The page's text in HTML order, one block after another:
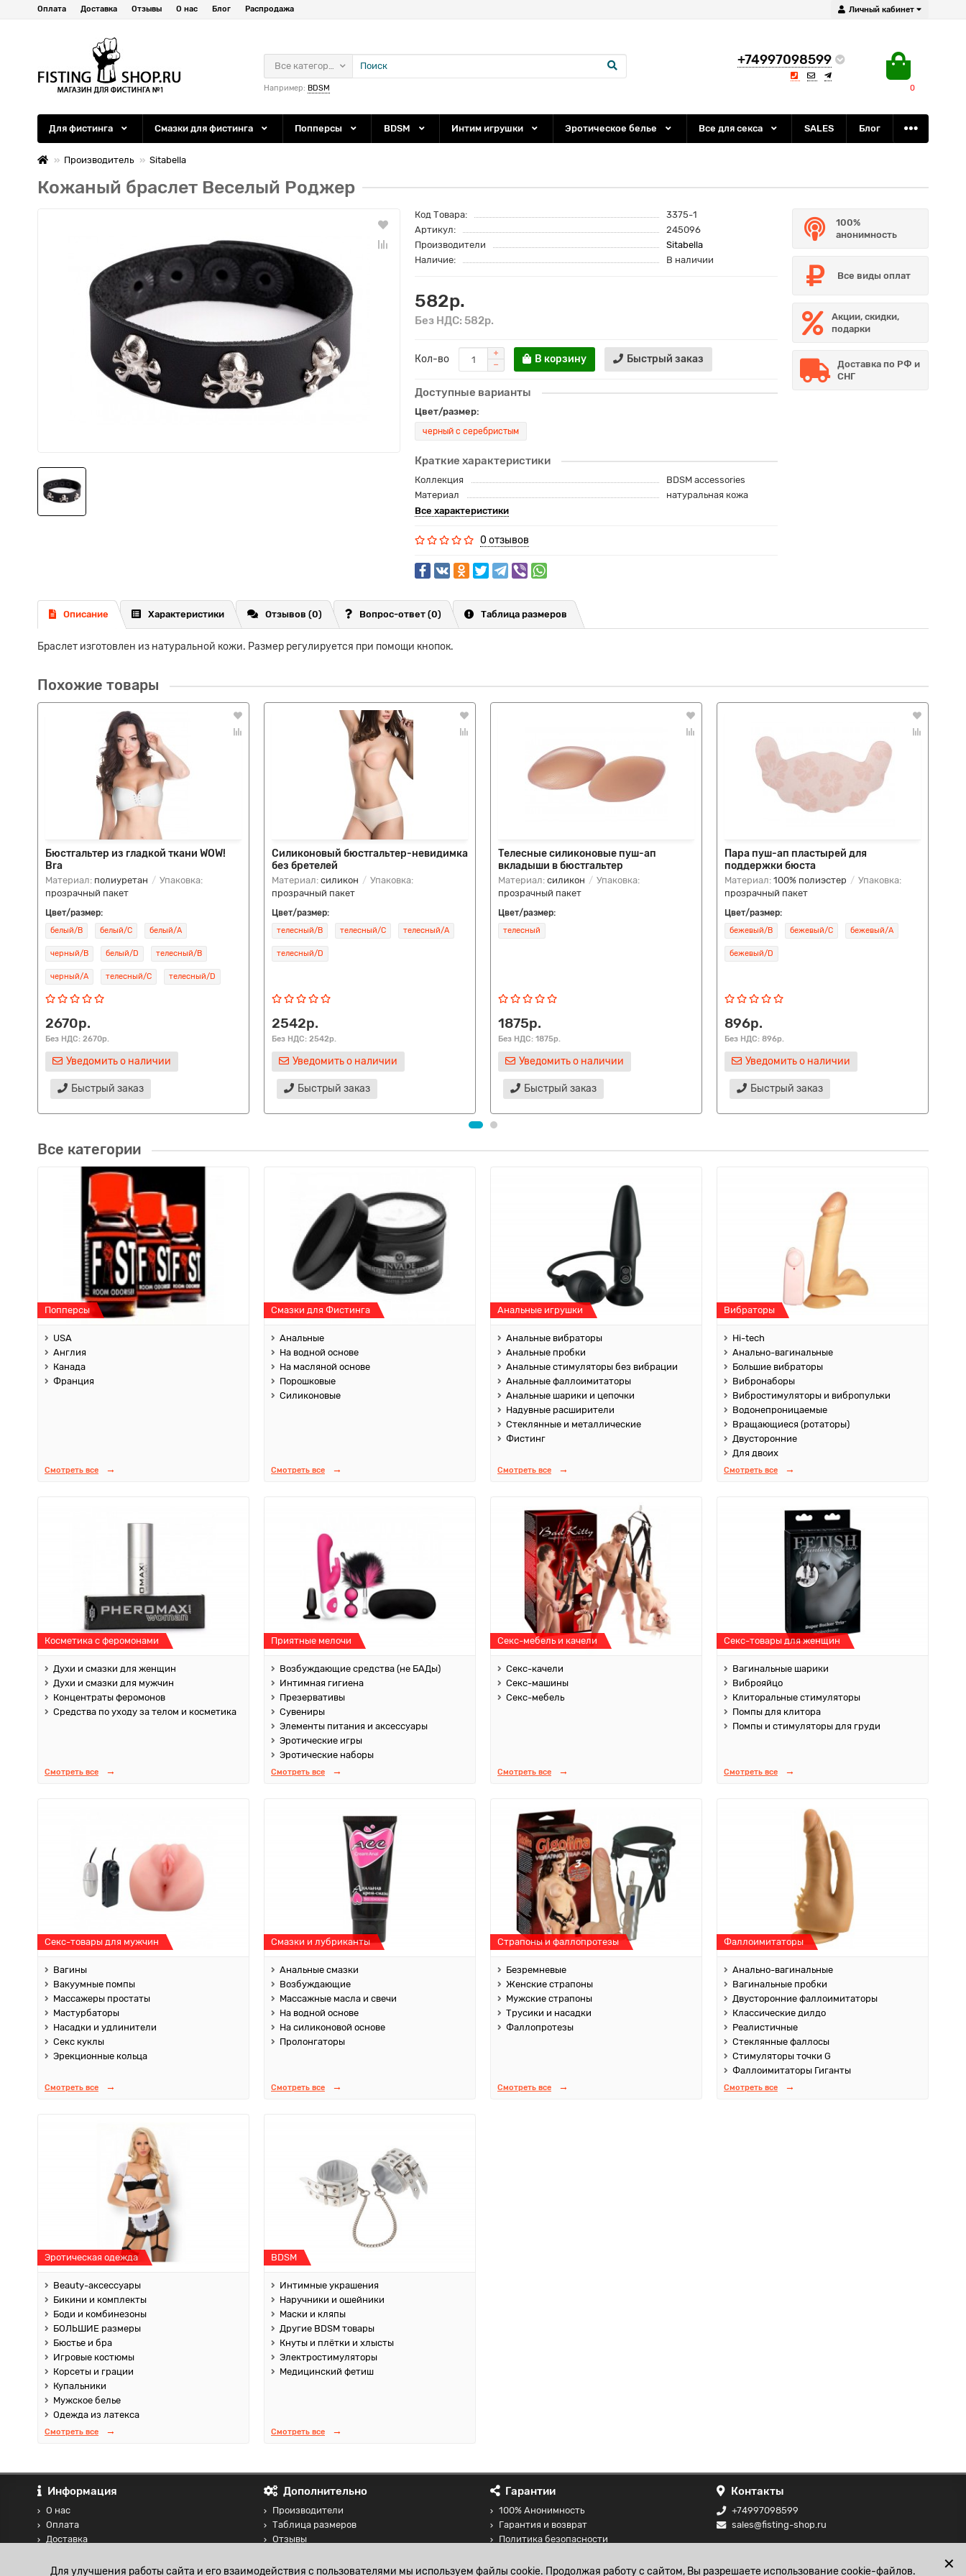
Личный кабинет
Оплата Доставка Отзывы О нас Блог Распродажа
+74997098599
0
Все категории
Например: BDSM
Для фистинга Смазки для фистинга Попперсы BDSM Интим игрушки Эротическое белье Все для секса SALES Блог
Производитель Sitabella
Кожаный браслет Веселый Роджер
Код Товара:
3375-1
Артикул:
245096
Производители
Sitabella
Наличие:
В наличии
582р.
Без НДС: 582р.
Кол-во В корзину Быстрый заказ
Доступные варианты
Цвет/размер:
черный с серебристым
Краткие характеристики
Коллекция
BDSM accessories
Материал
натуральная кожа
Все характеристики
0 отзывов
100%
анонимность
Все виды оплат
Акции, скидки,
подарки
Доставка по РФ и
СНГ
Описание Характеристики Отзывов (0) Вопрос-ответ (0) Таблица размеров
Браслет изготовлен из натуральной кожи. Размер регулируется при помощи кнопок.
Похожие товары
Бюстгальтер из гладкой ткани WOW!
Bra
Материал: полиуретан
Упаковка:
прозрачный пакет
Цвет/размер:
белый/B белый/C белый/A
черный/B белый/D телесный/B
черный/A телесный/C телесный/D
2670р.
Без НДС: 2670р.
Уведомить о наличии
Быстрый заказ
Силиконовый бюстгальтер-невидимка
без бретелей
Материал: силикон
Упаковка:
прозрачный пакет
Цвет/размер:
телесный/B телесный/C телесный/A
телесный/D
2542р.
Без НДС: 2542р.
Уведомить о наличии
Быстрый заказ
Телесные силиконовые пуш-ап
вкладыши в бюстгальтер
Материал: силикон
Упаковка:
прозрачный пакет
Цвет/размер:
телесный
1875р.
Без НДС: 1875р.
Уведомить о наличии
Быстрый заказ
Пара пуш-ап пластырей для
поддержки бюста
Материал: 100% полиэстер
Упаковка:
прозрачный пакет
Цвет/размер:
бежевый/B бежевый/C бежевый/A
бежевый/D
896р.
Без НДС: 896р.
Уведомить о наличии
Быстрый заказ
Все категории
Попперсы
USA
Англия
Канада
Франция
Смотреть все
Смазки для Фистинга
Анальные
На водной основе
На масляной основе
Порошковые
Силиконовые
Смотреть все
Анальные игрушки
Анальные вибраторы
Анальные пробки
Анальные стимуляторы без вибрации
Анальные фаллоимитаторы
Анальные шарики и цепочки
Надувные расширители
Стеклянные и металлические
Фистинг
Смотреть все
Вибраторы
Hi-tech
Анально-вагинальные
Большие вибраторы
Вибронаборы
Вибростимуляторы и вибропульки
Водонепроницаемые
Вращающиеся (ротаторы)
Двусторонние
Для двоих
Смотреть все
Косметика с феромонами
Духи и смазки для женщин
Духи и смазки для мужчин
Концентраты феромонов
Средства по уходу за телом и косметика
Смотреть все
Приятные мелочи
Возбуждающие средства (не БАДы)
Интимная гигиена
Презервативы
Сувениры
Элементы питания и аксессуары
Эротические игры
Эротические наборы
Смотреть все
Секс-мебель и качели
Секс-качели
Секс-машины
Секс-мебель
Смотреть все
Секс-товары для женщин
Вагинальные шарики
Виброяйцо
Клиторальные стимуляторы
Помпы для клитора
Помпы и стимуляторы для груди
Смотреть все
Секс-товары для мужчин
Вагины
Вакуумные помпы
Массажеры простаты
Мастурбаторы
Насадки и удлинители
Секс куклы
Эрекционные кольца
Смотреть все
Смазки и лубриканты
Анальные смазки
Возбуждающие
Массажные масла и свечи
На водной основе
На силиконовой основе
Пролонгаторы
Смотреть все
Страпоны и фаллопротезы
Безремневые
Женские страпоны
Мужские страпоны
Трусики и насадки
Фаллопротезы
Смотреть все
Фаллоимитаторы
Анально-вагинальные
Вагинальные пробки
Двусторонние фаллоимитаторы
Классические дилдо
Реалистичные
Стеклянные фаллосы
Стимуляторы точки G
Фаллоимитаторы Гиганты
Смотреть все
Эротическая одежда
Beauty-аксессуары
Бикини и комплекты
Боди и комбинезоны
БОЛЬШИЕ размеры
Бюстье и бра
Игровые костюмы
Корсеты и грации
Купальники
Мужское белье
Одежда из латекса
Смотреть все
BDSM
Интимные украшения
Наручники и ошейники
Маски и кляпы
Другие BDSM товары
Кнуты и плётки и хлысты
Электростимуляторы
Медицинский фетиш
Смотреть все
Информация
О нас
Оплата
Доставка
Блог
Дополнительно
Производители
Таблица размеров
Отзывы
Гарантии
100% Анонимность
Гарантия и возврат
Политика безопасности
данных
Контакты
+74997098599
sales@fisting-shop.ru
✕
Для улучшения работы сайта и его взаимодействия с пользователями мы используем файлы cookie. Продолжая работу с сайтом, Вы разрешаете использование cookie-файлов.